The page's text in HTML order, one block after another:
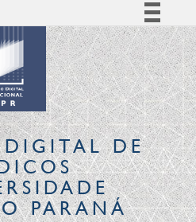
Simplifique!
Comunica BR
Participe
Acesso à informação
Legislação
CanaisDE
PARANÁ